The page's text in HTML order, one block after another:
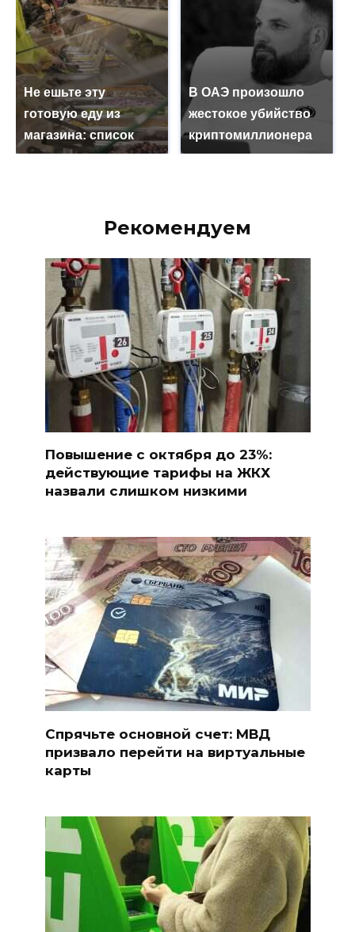
Не ешьте эту
готовую еду из
магазина: список
В ОАЭ произошло
жестокое убийство
криптомиллионера
Рекомендуем
Повышение с октября до 23%:
действующие тарифы на ЖКХ
назвали слишком низкими
Спрячьте основной счет: МВД
призвало перейти на виртуальные
карты